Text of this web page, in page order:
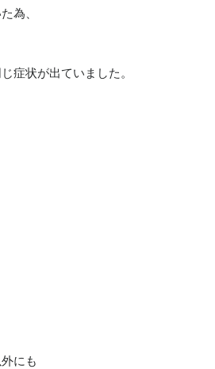
為、
症状が出ていました。
にも